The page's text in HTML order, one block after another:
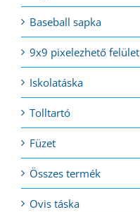
Baseball sapka
9x9 pixelezhető felület
Iskolatáska
Tolltartó
Füzet
Összes termék
Ovis táska